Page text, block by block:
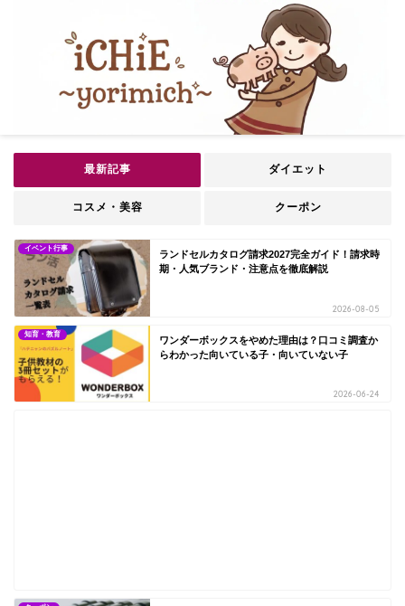
最新記事 ダイエット
コスメ・美容 クーポン
イベント行事
ランドセルカタログ請求2027完全ガイド！請求時
期・人気ブランド・注意点を徹底解説
2026-08-05
知育・教育
ワンダーボックスをやめた理由は？口コミ調査か
らわかった向いている子・向いていない子
2026-06-24